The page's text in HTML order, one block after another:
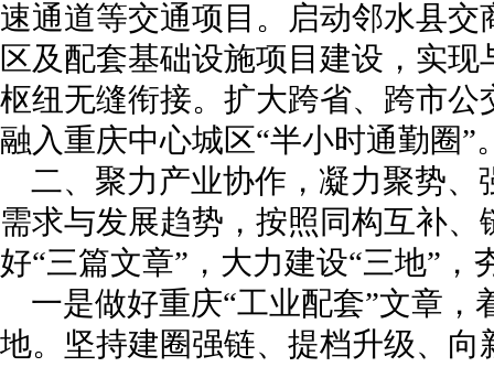
速通道等交通项目。启动邻水县
区及配套基础设施项目建设，实
枢纽无缝衔接。扩大跨省、跨市
融入重庆中心城区“半小时通勤圈”
二、聚力产业协作，凝力聚势
需求与发展趋势，按照同构互补
好“三篇文章”，大力建设“三地”，
一是做好重庆“工业配套”文章
地。坚持建圈强链、提档升级、向